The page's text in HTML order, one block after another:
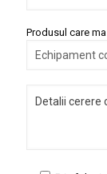
Produsul care